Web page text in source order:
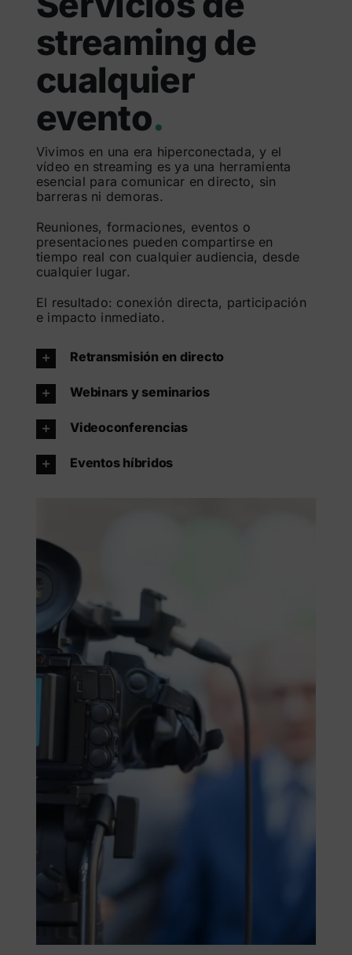
streaming de
cualquier
evento.
Vivimos en una era hiperconectada, y el
vídeo en streaming es ya una herramienta
esencial para comunicar en directo, sin
barreras ni demoras.
Reuniones, formaciones, eventos o
presentaciones pueden compartirse en
tiempo real con cualquier audiencia, desde
cualquier lugar.
El resultado: conexión directa, participación
e impacto inmediato.
Retransmisión en directo
Webinars y seminarios
Videoconferencias
Eventos híbridos